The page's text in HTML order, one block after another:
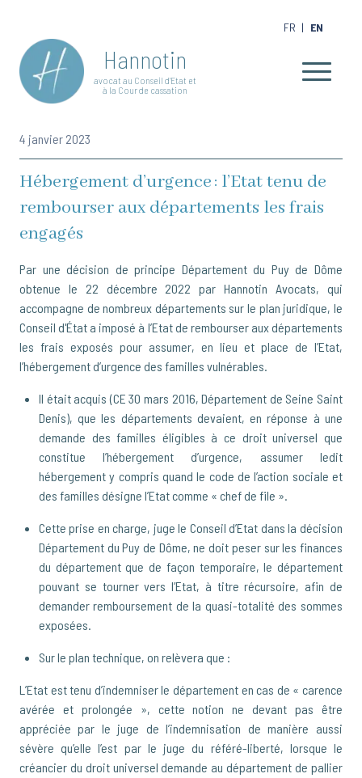
FR | EN
Hannotin
avocat au Conseil d'Etat et
à la Cour de cassation
4 janvier 2023
Hébergement d’urgence : l’Etat tenu de
rembourser aux départements les frais
engagés
Par une décision de principe Département du Puy de Dôme
obtenue le 22 décembre 2022 par Hannotin Avocats, qui
accompagne de nombreux départements sur le plan juridique, le
Conseil d'État a imposé à l’Etat de rembourser aux départements
les frais exposés pour assumer, en lieu et place de l’Etat,
l’hébergement d’urgence des familles vulnérables.
Il était acquis (CE 30 mars 2016, Département de Seine Saint
Denis), que les départements devaient, en réponse à une
demande des familles éligibles à ce droit universel que
constitue l’hébergement d’urgence, assumer ledit
hébergement y compris quand le code de l’action sociale et
des familles désigne l’Etat comme « chef de file ».
Cette prise en charge, juge le Conseil d’Etat dans la décision
Département du Puy de Dôme, ne doit peser sur les finances
du département que de façon temporaire, le département
pouvant se tourner vers l’Etat, à titre récursoire, afin de
demander remboursement de la quasi-totalité des sommes
exposées.
Sur le plan technique, on relèvera que :
L’Etat est tenu d’indemniser le département en cas de « carence
avérée et prolongée », cette notion ne devant pas être
appréciée par le juge de l’indemnisation de manière aussi
sévère qu’elle l’est par le juge du référé-liberté, lorsque le
créancier du droit universel demande au département de pallier